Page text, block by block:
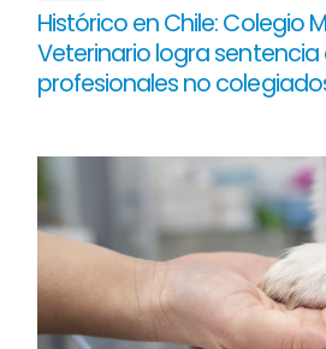
Histórico en Chile: Colegio
Veterinario logra
profesionales no